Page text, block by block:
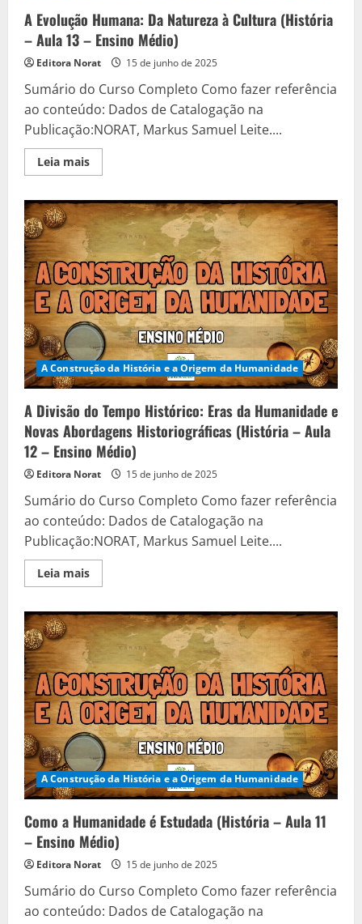
A Evolução Humana: Da Natureza à Cultura (História
– Aula 13 – Ensino Médio)
Editora Norat 15 de junho de 2025
Sumário do Curso Completo Como fazer referência
ao conteúdo: Dados de Catalogação na
Publicação:NORAT, Markus Samuel Leite....
Leia maisRead
more
Evolução
Humana:
Da
Natureza
à
Cultura
(História
–
Aula
13
–
Ensino
Médio)
A Construção da História e a Origem da Humanidade
A Divisão do Tempo Histórico: Eras da Humanidade e
Novas Abordagens Historiográficas (História – Aula
12 – Ensino Médio)
Editora Norat 15 de junho de 2025
Sumário do Curso Completo Como fazer referência
ao conteúdo: Dados de Catalogação na
Publicação:NORAT, Markus Samuel Leite....
Leia maisRead
more
Divisão
do
Tempo
Histórico:
Eras
da
Humanidade
e
Novas
Abordagens
Historiográficas
(História
Aula
12
–
Ensino
A Construção da História e a Origem da Humanidade
Como a Humanidade é Estudada (História – Aula 11
– Ensino Médio)
Editora Norat 15 de junho de 2025
Sumário do Curso Completo Como fazer referência
ao conteúdo: Dados de Catalogação na